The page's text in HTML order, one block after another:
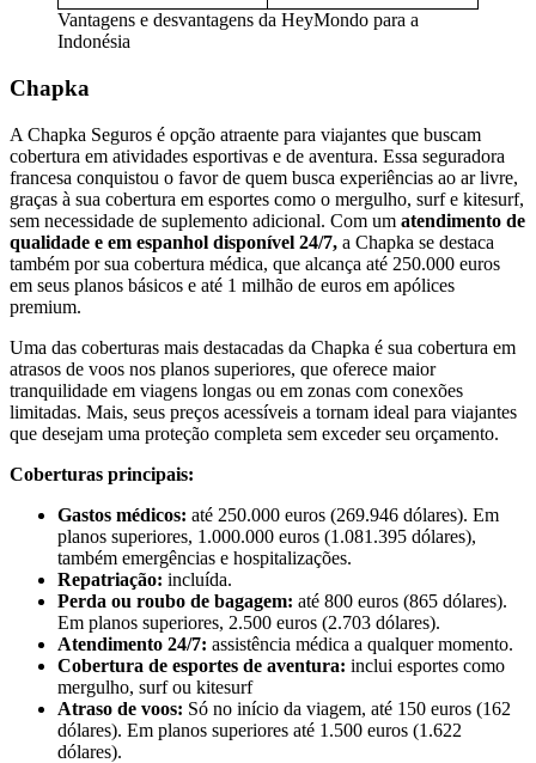
Vantagens e desvantagens da HeyMondo para a
Indonésia
Chapka
A Chapka Seguros é opção atraente para viajantes que buscam
cobertura em atividades esportivas e de aventura. Essa seguradora
francesa conquistou o favor de quem busca experiências ao ar livre,
graças à sua cobertura em esportes como o mergulho, surf e kitesurf,
sem necessidade de suplemento adicional. Com um atendimento de
qualidade e em espanhol disponível 24/7, a Chapka se destaca
também por sua cobertura médica, que alcança até 250.000 euros
em seus planos básicos e até 1 milhão de euros em apólices
premium.
Uma das coberturas mais destacadas da Chapka é sua cobertura em
atrasos de voos nos planos superiores, que oferece maior
tranquilidade em viagens longas ou em zonas com conexões
limitadas. Mais, seus preços acessíveis a tornam ideal para viajantes
que desejam uma proteção completa sem exceder seu orçamento.
Coberturas principais:
Gastos médicos: até 250.000 euros (269.946 dólares). Em
planos superiores, 1.000.000 euros (1.081.395 dólares),
também emergências e hospitalizações.
Repatriação: incluída.
Perda ou roubo de bagagem: até 800 euros (865 dólares).
Em planos superiores, 2.500 euros (2.703 dólares).
Atendimento 24/7: assistência médica a qualquer momento.
Cobertura de esportes de aventura: inclui esportes como
mergulho, surf ou kitesurf
Atraso de voos: Só no início da viagem, até 150 euros (162
dólares). Em planos superiores até 1.500 euros (1.622
dólares).